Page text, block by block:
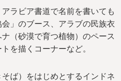
ラビア書道で名前を書いても
」のブース、アラブの民族衣
（砂漠で育つ植物）のペース
を描くコーナーなど。
ば）をはじめとするインドネ